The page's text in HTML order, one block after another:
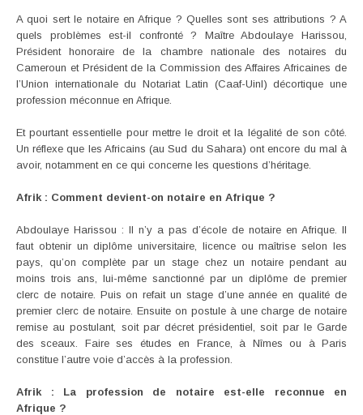
A quoi sert le notaire en Afrique ? Quelles sont ses attributions ? A
quels problèmes est-il confronté ? Maître Abdoulaye Harissou,
Président honoraire de la chambre nationale des notaires du
Cameroun et Président de la Commission des Affaires Africaines de
l’Union internationale du Notariat Latin (Caaf-Uinl) décortique une
profession méconnue en Afrique.
Et pourtant essentielle pour mettre le droit et la légalité de son côté.
Un réflexe que les Africains (au Sud du Sahara) ont encore du mal à
avoir, notamment en ce qui concerne les questions d’héritage.
Afrik : Comment devient-on notaire en Afrique ?
Abdoulaye Harissou : Il n’y a pas d’école de notaire en Afrique. Il
faut obtenir un diplôme universitaire, licence ou maîtrise selon les
pays, qu’on complète par un stage chez un notaire pendant au
moins trois ans, lui-même sanctionné par un diplôme de premier
clerc de notaire. Puis on refait un stage d’une année en qualité de
premier clerc de notaire. Ensuite on postule à une charge de notaire
remise au postulant, soit par décret présidentiel, soit par le Garde
des sceaux. Faire ses études en France, à Nîmes ou à Paris
constitue l’autre voie d’accès à la profession.
Afrik : La profession de notaire est-elle reconnue en
Afrique ?